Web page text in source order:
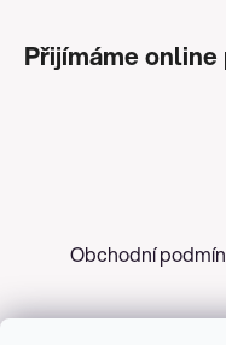
Přijímáme
Obchodní